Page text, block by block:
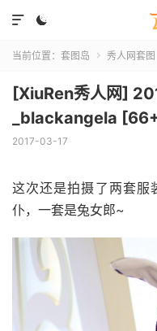


当前位置： 套图岛  秀人网套图
[XiuRen秀人网]
_blackangela
2017-03-17
这次还是拍摄了两套服
仆，一套是兔女郎~